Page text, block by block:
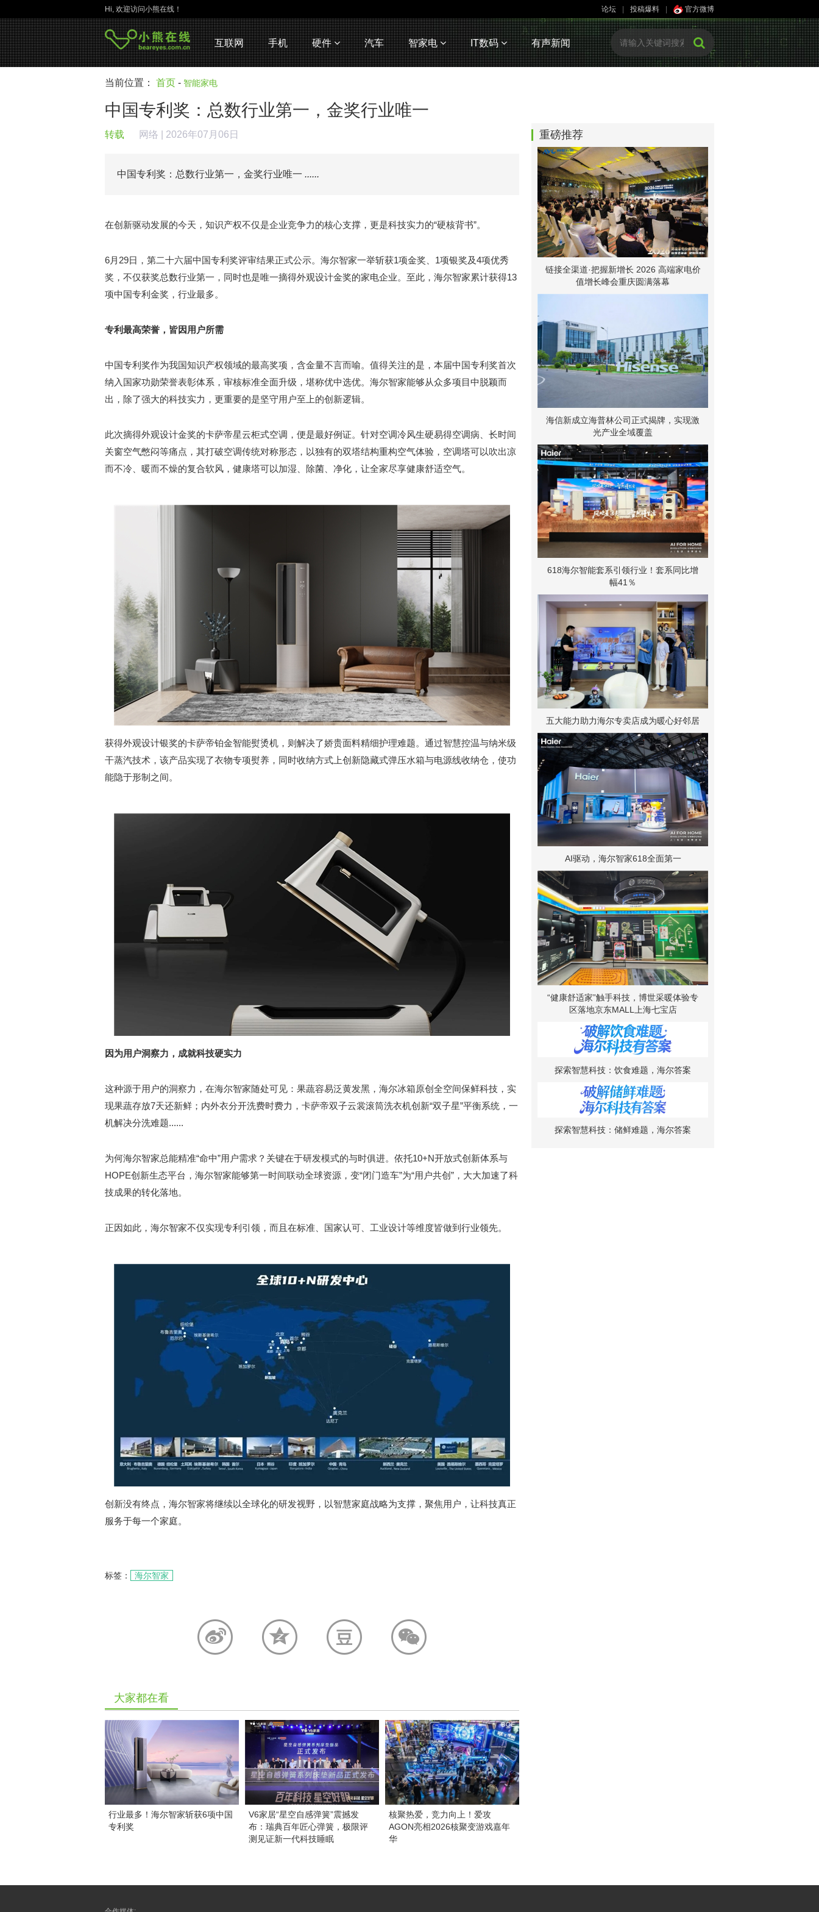
Hi, 欢迎访问小熊在线！ 论坛 投稿爆料 官方微博
互联网 手机 硬件 汽车 智家电 IT数码 有声新闻
当前位置： 首页 - 智能家电
中国专利奖：总数行业第一，金奖行业唯一
转载 网络 | 2026年07月06日
中国专利奖：总数行业第一，金奖行业唯一 ......
在创新驱动发展的今天，知识产权不仅是企业竞争力的核心支撑，更是科技实力的“硬核背书”。
6月29日，第二十六届中国专利奖评审结果正式公示。海尔智家一举斩获1项金奖、1项银奖及4项优秀
奖，不仅获奖总数行业第一，同时也是唯一摘得外观设计金奖的家电企业。至此，海尔智家累计获得13
项中国专利金奖，行业最多。
专利最高荣誉，皆因用户所需
中国专利奖作为我国知识产权领域的最高奖项，含金量不言而喻。值得关注的是，本届中国专利奖首次
纳入国家功勋荣誉表彰体系，审核标准全面升级，堪称优中选优。海尔智家能够从众多项目中脱颖而
出，除了强大的科技实力，更重要的是坚守用户至上的创新逻辑。
此次摘得外观设计金奖的卡萨帝星云柜式空调，便是最好例证。针对空调冷风生硬易得空调病、长时间
关窗空气憋闷等痛点，其打破空调传统对称形态，以独有的双塔结构重构空气体验，空调塔可以吹出凉
而不冷、暖而不燥的复合软风，健康塔可以加湿、除菌、净化，让全家尽享健康舒适空气。
获得外观设计银奖的卡萨帝铂金智能熨烫机，则解决了娇贵面料精细护理难题。通过智慧控温与纳米级
干蒸汽技术，该产品实现了衣物专项熨养，同时收纳方式上创新隐藏式弹压水箱与电源线收纳仓，使功
能隐于形制之间。
因为用户洞察力，成就科技硬实力
这种源于用户的洞察力，在海尔智家随处可见：果蔬容易泛黄发黑，海尔冰箱原创全空间保鲜科技，实
现果蔬存放7天还新鲜；内外衣分开洗费时费力，卡萨帝双子云裳滚筒洗衣机创新“双子星”平衡系统，一
机解决分洗难题......
为何海尔智家总能精准“命中”用户需求？关键在于研发模式的与时俱进。依托10+N开放式创新体系与
HOPE创新生态平台，海尔智家能够第一时间联动全球资源，变“闭门造车”为“用户共创”，大大加速了科
技成果的转化落地。
正因如此，海尔智家不仅实现专利引领，而且在标准、国家认可、工业设计等维度皆做到行业领先。
创新没有终点，海尔智家将继续以全球化的研发视野，以智慧家庭战略为支撑，聚焦用户，让科技真正
服务于每一个家庭。
标签： 海尔智家
大家都在看
行业最多！海尔智家斩获6项中国
专利奖
V6家居“星空自感弹簧”震撼发
布：瑞典百年匠心弹簧，极限评
测见证新一代科技睡眠
核聚热爱，竞力向上！爱攻
AGON亮相2026核聚变游戏嘉年
华
重磅推荐
链接全渠道·把握新增长 2026 高端家电价
值增长峰会重庆圆满落幕
海信新成立海普林公司正式揭牌，实现激
光产业全域覆盖
618海尔智能套系引领行业！套系同比增
幅41％
五大能力助力海尔专卖店成为暖心好邻居
AI驱动，海尔智家618全面第一
“健康舒适家”触手科技，博世采暖体验专
区落地京东MALL上海七宝店
探索智慧科技：饮食难题，海尔答案
探索智慧科技：储鲜难题，海尔答案